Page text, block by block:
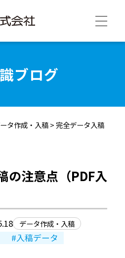
ブログ
タ作成・入稿>完全データ入稿
の注意点（PDF入
データ作成・入稿
入稿データ